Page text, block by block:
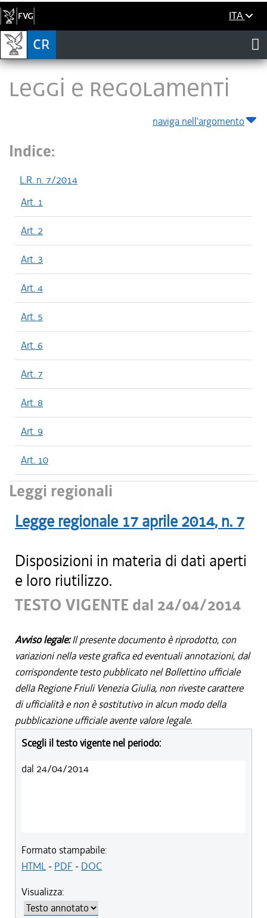
ITA
LEGGI E REGOLAMENTI
naviga nell'argomento
Indice:
L.R. n. 7/2014
Art. 1
Art. 2
Art. 3
Art. 4
Art. 5
Art. 6
Art. 7
Art. 8
Art. 9
Art. 10
Leggi regionali
Legge regionale 17 aprile 2014, n. 7
Disposizioni in materia di dati aperti
e loro riutilizzo.
TESTO VIGENTE dal 24/04/2014
Avviso legale:Il presente documento è riprodotto, con
variazioni nella veste grafica ed eventuali annotazioni, dal
corrispondente testo pubblicato nel Bollettino ufficiale
della Regione Friuli Venezia Giulia, non riveste carattere
di ufficialità e non è sostitutivo in alcun modo della
pubblicazione ufficiale avente valore legale.
Scegli il testo vigente nel periodo:
dal 24/04/2014
Formato stampabile:
HTML- PDF - DOC
Visualizza: